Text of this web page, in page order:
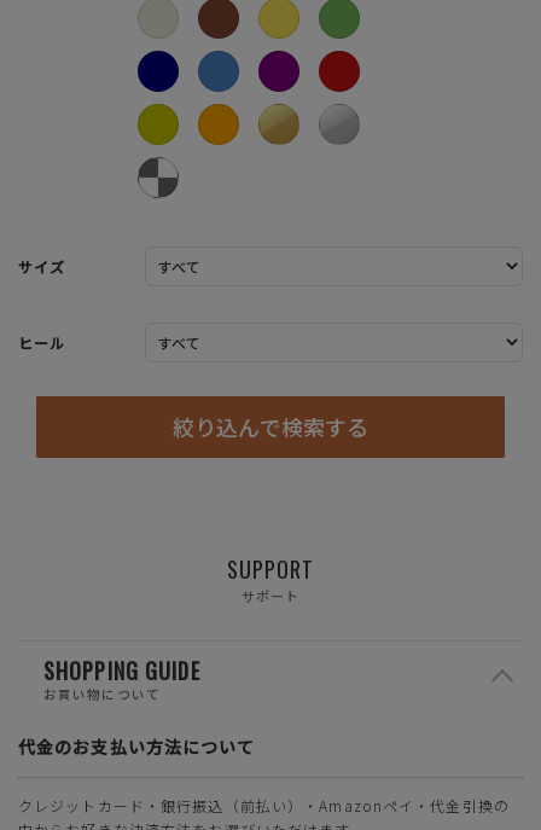
サイズ
ヒール
絞り込んで検索する
SUPPORT
サポート
SHOPPING GUIDE
お買い物について
代金のお支払い方法について
クレジットカード・銀行振込（前払い）・Amazonペイ・代金引換の